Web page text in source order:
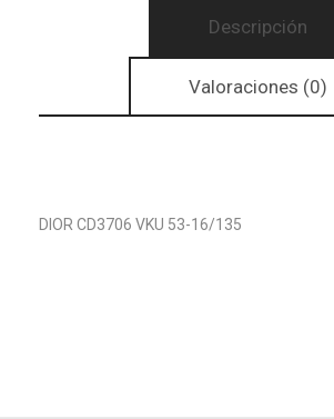
Descripción
Valoraciones (0)
DIOR CD3706 VKU 53-16/135